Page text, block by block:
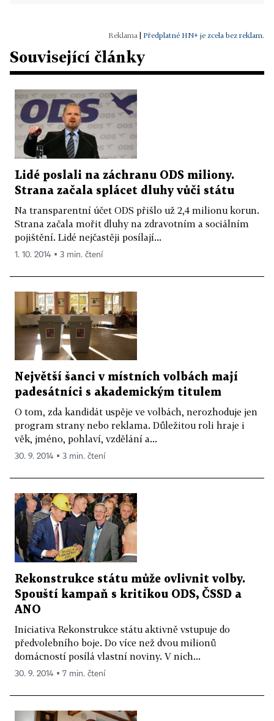
Předplatné HN+ je zcela bez reklam.
Související články
Lidé poslali na záchranu ODS miliony.
Strana začala splácet dluhy vůči státu
Na transparentní účet ODS přišlo už 2,4 milionu korun.
Strana začala mořit dluhy na zdravotním a sociálním
pojištění. Lidé nejčastěji posílají...
1. 10. 2014 ▪ 3 min. čtení
Největší šanci v místních volbách mají
padesátníci s akademickým titulem
O tom, zda kandidát uspěje ve volbách, nerozhoduje jen
program strany nebo reklama. Důležitou roli hraje i
věk, jméno, pohlaví, vzdělání a...
30. 9. 2014 ▪ 3 min. čtení
Rekonstrukce státu může ovlivnit volby.
Spouští kampaň s kritikou ODS, ČSSD a
ANO
Iniciativa Rekonstrukce státu aktivně vstupuje do
předvolebního boje. Do více než dvou milionů
domácností posílá vlastní noviny. V nich...
30. 9. 2014 ▪ 7 min. čtení